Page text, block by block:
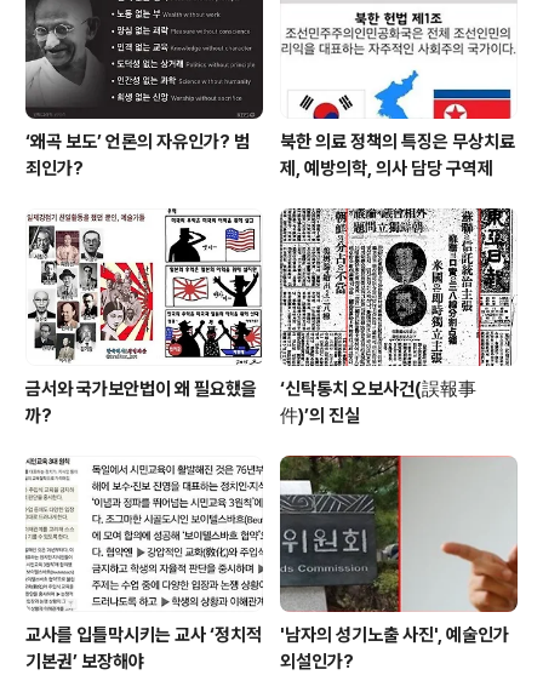
‘재선에 의하여 1차중임할 수 있다’는 2차개헌에서부터 군
사쿠데타로 박정희가 집권하면서 4, 5..
‘왜곡 보도’ 언론의 자유인가? 범
죄인가?
북한 의료 정책의 특징은 무상치료
제, 예방의학, 의사 담당 구역제
금서와 국가보안법이 왜 필요했을
까?
‘신탁통치 오보사건(誤報事
件)’의 진실
교사를 입틀막시키는 교사 ‘정치적
기본권’ 보장해야
'남자의 성기노출 사진', 예술인가
외설인가?